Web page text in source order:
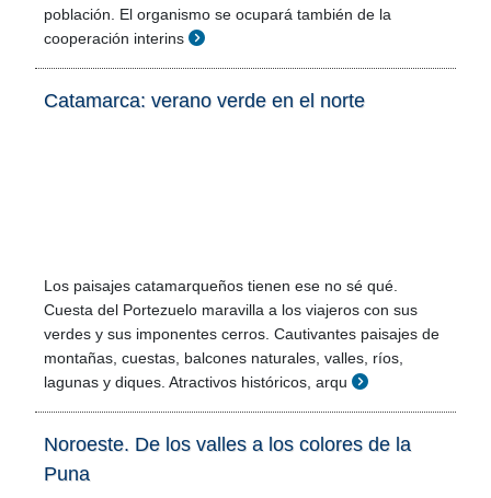
población. El organismo se ocupará también de la
cooperación interins
Catamarca: verano verde en el norte
Los paisajes catamarqueños tienen ese no sé qué.
Cuesta del Portezuelo maravilla a los viajeros con sus
verdes y sus imponentes cerros. Cautivantes paisajes de
montañas, cuestas, balcones naturales, valles, ríos,
lagunas y diques. Atractivos históricos, arqu
Noroeste. De los valles a los colores de la
Puna